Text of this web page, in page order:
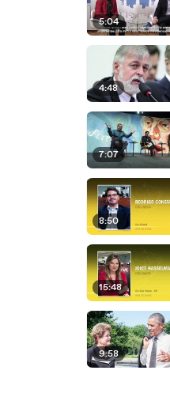
5:04
4:48
7:07
8:50
15:48
9:58